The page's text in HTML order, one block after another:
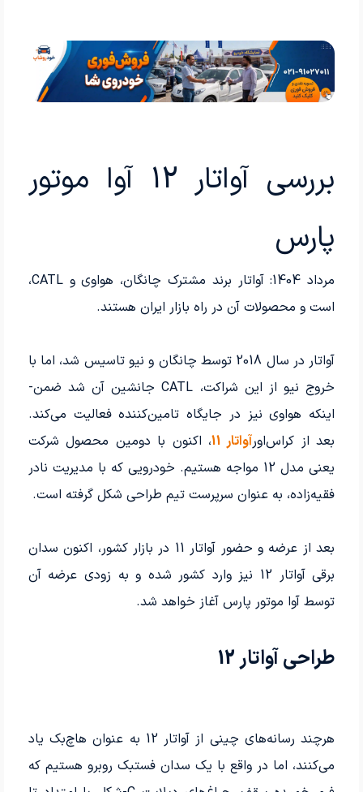
بررسی آواتار 12 آوا موتور
پارس
مرداد 1404: آواتار برند مشترک چانگان، هواوی و CATL،
است و محصولات آن در راه بازار ایران هستند.
آواتار در سال 2018 توسط چانگان و نیو تاسیس شد، اما با
خروج نیو از این شراکت، CATL جانشین آن شد ضمن­
اینکه هواوی نیز در جایگاه تامین‌کننده فعالیت می­‌کند.
بعد از کراس‌اورآواتار 11
، اکنون با دومین محصول شرکت
یعنی مدل 12 مواجه هستیم. خودرویی که با مدیریت نادر
فقیه‌زاده، به عنوان سرپرست تیم طراحی شکل گرفته است.
بعد از عرضه و حضور آواتار 11 در بازار کشور، اکنون سدان
برقی آواتار 12 نیز وارد کشور شده و به زودی عرضه آن
توسط آوا موتور پارس آغاز خواهد شد.
طراحی آواتار 12
هرچند رسانه‌­های چینی از آواتار 12 به عنوان هاچ‌بک یاد
می­‌کنند، اما در واقع با یک سدان فست­بک روبرو هستیم که